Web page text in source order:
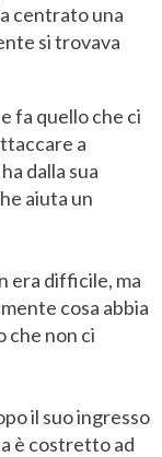
centrato una
si trovava
fa quello che ci
a
dalla sua
aiuta un
era difficile, ma
cosa abbia
che non ci
il suo ingresso
è costretto ad